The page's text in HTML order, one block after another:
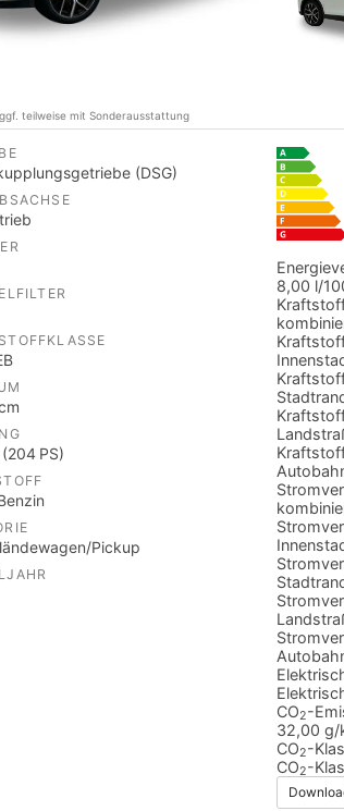
teilweise mit Sonderausstattung
(DSG)
PS)
Pickup
8,00 l/
CO2-
32,00 g/
CO2-
CO2-